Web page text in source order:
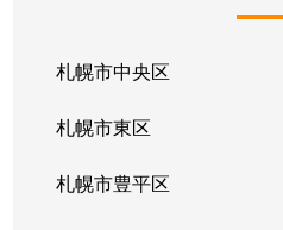
札幌市中央区
札幌市東区
札幌市豊平区